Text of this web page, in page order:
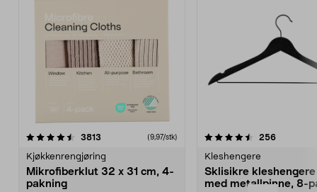
3813 anmeldelser(9,97/stk)
Kjøkkenrengjøring
Mikrofiberklut 32 x 31 cm, 4-
pakning
4.5av 5 stjerner 256
Kleshengere
Sklisikre
med metallpinne, 8-
4.5av 5 stjerner